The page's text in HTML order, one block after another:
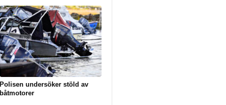
Polisen undersöker stöld av
båtmotorer